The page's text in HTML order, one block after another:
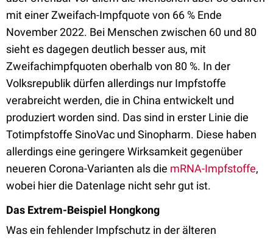
mit einer Zweifach-Impfquote von 66 % Ende
November 2022. Bei Menschen zwischen 60 und 80
sieht es dagegen deutlich besser aus, mit
Zweifachimpfquoten oberhalb von 80 %. In der
Volksrepublik dürfen allerdings nur Impfstoffe
verabreicht werden, die in China entwickelt und
produziert worden sind. Das sind in erster Linie die
Totimpfstoffe SinoVac und Sinopharm. Diese haben
allerdings eine geringere Wirksamkeit gegenüber
neueren Corona-Varianten als die mRNA-Impfstoffe,
wobei hier die Datenlage nicht sehr gut ist.
Das Extrem-Beispiel Hongkong
Was ein fehlender Impfschutz in der älteren